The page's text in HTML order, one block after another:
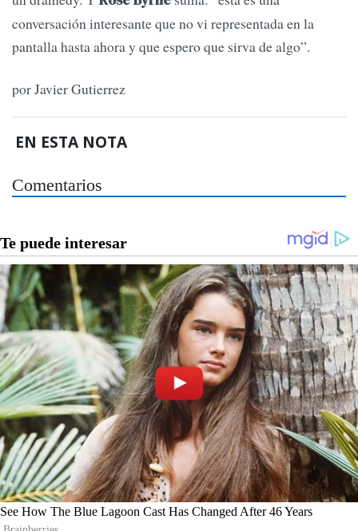
conversación interesante que no vi representada en la
pantalla hasta ahora y que espero que sirva de algo”.
por Javier Gutierrez
EN ESTA NOTA
Comentarios